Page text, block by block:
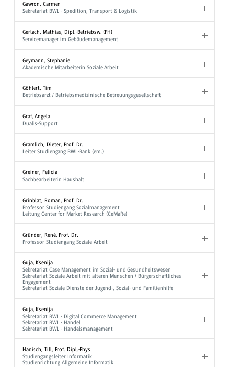
Gawron, Carmen
Sekretariat BWL - Spedition, Transport & Logistik
Gerlach, Mathias, Dipl.-Betriebsw. (FH)
Servicemanager im Gebäudemanagement
Geymann, Stephanie
Akademische Mitarbeiterin Soziale Arbeit
Göhlert, Tim
Betriebsarzt / Betriebsmedizinische Betreuungsgesellschaft
Graf, Angela
Dualis-Support
Gramlich, Dieter, Prof. Dr.
Leiter Studiengang BWL-Bank (em.)
Greiner, Felicia
Sachbearbeiterin Haushalt
Grinblat, Roman, Prof. Dr.
Professor Studiengang Sozialmanagement
Leitung Center for Market Research (CeMaRe)
Gründer, René, Prof. Dr.
Professor Studiengang Soziale Arbeit
Guja, Ksenija
Sekretariat Case Management im Sozial- und Gesundheitswesen
Sekretariat Soziale Arbeit mit älteren Menschen / Bürgerschaftliches
Engagement
Sekretariat Soziale Dienste der Jugend-, Sozial- und Familienhilfe
Guja, Ksenija
Sekretariat BWL - Digital Commerce Management
Sekretariat BWL - Handel
Sekretariat BWL - Handelsmanagement
Hänisch, Till, Prof. Dipl.-Phys.
Studiengangsleiter Informatik
Studienrichtung Allgemeine Informatik